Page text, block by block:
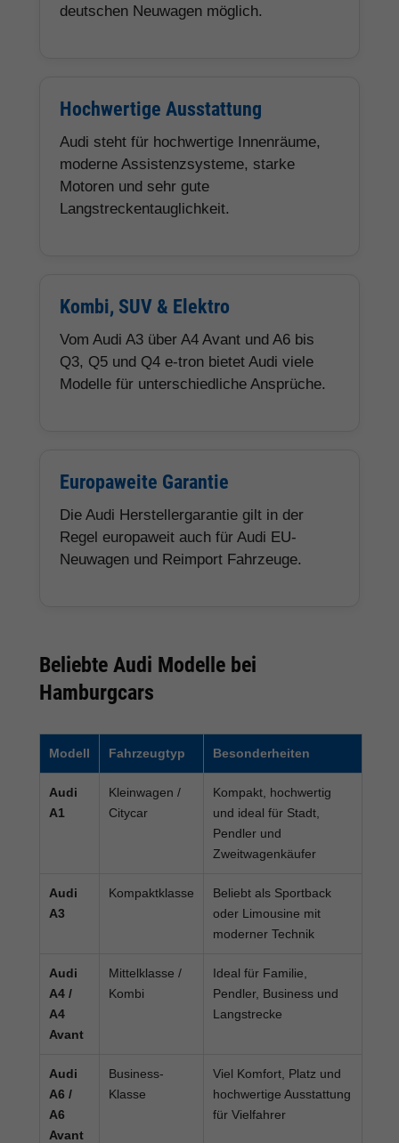
deutschen Neuwagen möglich.
Hochwertige Ausstattung
Audi steht für hochwertige Innenräume,
moderne Assistenzsysteme, starke
Motoren und sehr gute
Langstreckentauglichkeit.
Kombi, SUV & Elektro
Vom Audi A3 über A4 Avant und A6 bis
Q3, Q5 und Q4 e-tron bietet Audi viele
Modelle für unterschiedliche Ansprüche.
Europaweite Garantie
Die Audi Herstellergarantie gilt in der
Regel europaweit auch für Audi EU-
Neuwagen und Reimport Fahrzeuge.
Beliebte Audi Modelle bei
Hamburgcars
Modell Fahrzeugtyp Besonderheiten
Audi
A1
Kleinwagen /
Citycar
Kompakt, hochwertig
und ideal für Stadt,
Pendler und
Zweitwagenkäufer
Audi
A3
Kompaktklasse
Beliebt als Sportback
oder Limousine mit
moderner Technik
Audi
A4 /
A4
Avant
Mittelklasse /
Kombi
Ideal für Familie,
Pendler, Business und
Langstrecke
Audi
A6 /
A6
Avant
Business-
Klasse
Viel Komfort, Platz und
hochwertige Ausstattung
für Vielfahrer